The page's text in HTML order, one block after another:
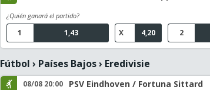
¿Quién ganará el partido?
1,43
1 4,20
X 2
Fútbol › Países Bajos› Eredivisie
08/08 20:00 PSV Eindhoven / Fortuna Sittard